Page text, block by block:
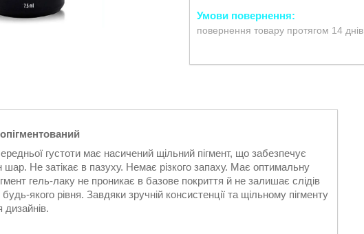
повернення товару протягом 14 днів
густоти має насичений щільний пігмент, що забезпечує
шар. Не затікає в пазуху. Немає різкого запаху. Має оптимальну
гель-лаку не проникає в базове покриття й не залишає слідів
якого рівня. Завдяки зручній консистенції та щільному пігменту